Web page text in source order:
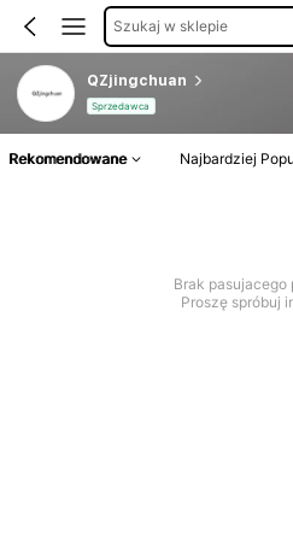
Szukaj w sklepie
QZjingchuan
Sprzedawca
Rekomendowane Najbardziej
Brak pasujacego
Proszę spróbuj